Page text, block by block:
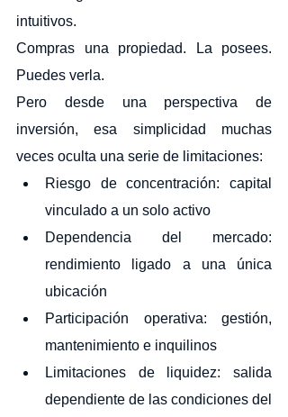
intuitivos.
Compras una propiedad. La posees.
Puedes verla.
Pero desde una perspectiva de
inversión, esa simplicidad muchas
veces oculta una serie de limitaciones:
Riesgo de concentración: capital
vinculado a un solo activo
Dependencia del mercado:
rendimiento ligado a una única
ubicación
Participación operativa: gestión,
mantenimiento e inquilinos
Limitaciones de liquidez: salida
dependiente de las condiciones del